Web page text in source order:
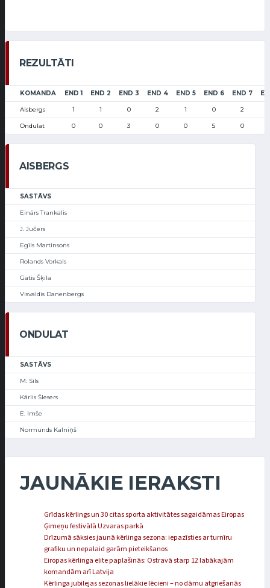
REZULTĀTI
KOMANDA END 1 END 2 END 3 END 4 END 5 END 6 END 7
Aisbergs 1 1 0 2 1 0 2
Ondulat 0 0 3 0 0 5 0
AISBERGS
SASTĀVS
Einārs Trankalis
J. Jučers
Egīls Martinsons
Rolands Vorkals
Gatis Šķila
Visvaldis Danenbergs
ONDULAT
SASTĀVS
M. Sils
Kārlis Šlesers
E. Imše
Normunds Kalniņš
JAUNĀKIE IERAKSTI
Grīdas kērlings un 30 citas sporta aktivitātes sagaidāmas Eiropas
Ģimeņu festivālā Uzvaras parkā
Drīzumā sāksies jaunā kērlinga sezona: iepazīsties ar turnīru
grafiku un nepalaid garām pieteikšanos
Eiropas kērlinga elite paplašinās: Ostravā starp 12 labākajām
komandām arī Latvija
Kērlinga jubilejas sezonas lielākie lēcieni – no dāmu atgriešanās